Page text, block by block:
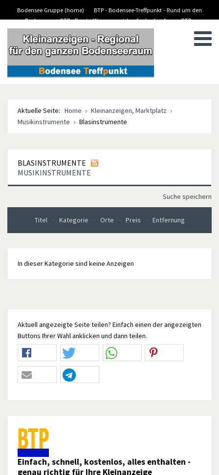
Bodensee Gruppe (home)
BTP - Bodensee-Treffpunkt - Rund um den
Bodensee
BTP - Boote-Wassersport-kaufen/verkaufen
BTP -
BTP - Kleinanzeigen
Aktuelle Seite: Home
Kleinanzeigen, Marktplatz
Musikinstrumente
Blasinstrumente
BLASINSTRUMENTE
MUSIKINSTRUMENTE
Suche speichern
Titel Kategorie Orte Preis Entfernung
In dieser Kategorie sind keine Anzeigen
Aktuell angezeigte Seite teilen? Einfach einen der angezeigten
Buttons Ihrer Wahl anklicken und dann teilen.
Einfach, schnell, kostenlos, alles enthalten -
genau richtig für Ihre Kleinanzeige